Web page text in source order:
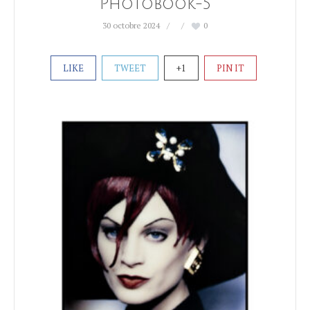
Photobook-5
30 octobre 2024 0
LIKE TWEET +1 PIN IT